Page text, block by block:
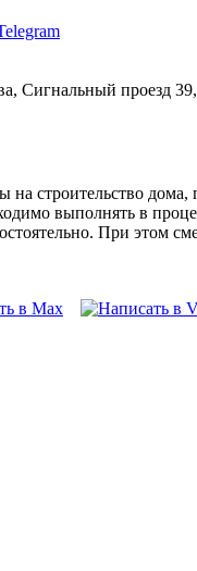
Сигнальный проезд
строительство
выполнять в
При этом